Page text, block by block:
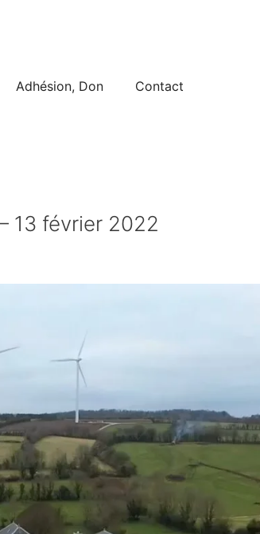
Adhésion, Don Contact
13 février 2022